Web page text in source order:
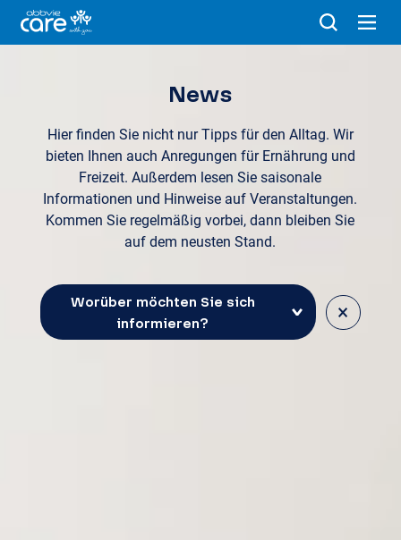
News
Hier finden Sie nicht nur Tipps für den Alltag. Wir
bieten Ihnen auch Anregungen für Ernährung und
Freizeit. Außerdem lesen Sie saisonale
Informationen und Hinweise auf Veranstaltungen.
Kommen Sie regelmäßig vorbei, dann bleiben Sie
auf dem neusten Stand.
Worüber möchten Sie sich
informieren?
×